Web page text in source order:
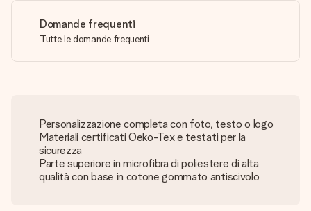
Domande frequenti
Tutte le domande frequenti
Personalizzazione completa con foto, testo o logo
Materiali certificati Oeko-Tex e testati per la
sicurezza
Parte superiore in microfibra di poliestere di alta
qualità con base in cotone gommato antiscivolo